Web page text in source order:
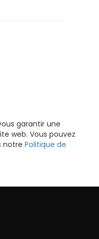
garantir une
web. Vous pouvez
notre Politique de